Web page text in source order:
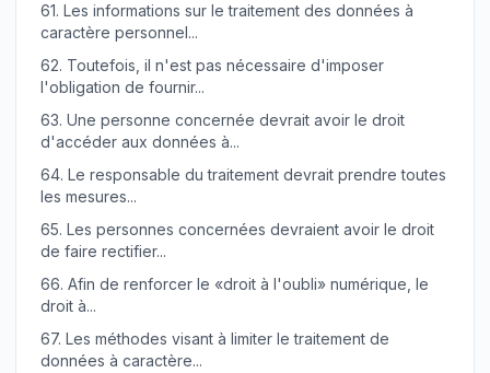
61. Les informations sur le traitement des données à
caractère personnel...
62. Toutefois, il n'est pas nécessaire d'imposer
l'obligation de fournir...
63. Une personne concernée devrait avoir le droit
d'accéder aux données à...
64. Le responsable du traitement devrait prendre toutes
les mesures...
65. Les personnes concernées devraient avoir le droit
de faire rectifier...
66. Afin de renforcer le «droit à l'oubli» numérique, le
droit à...
67. Les méthodes visant à limiter le traitement de
données à caractère...